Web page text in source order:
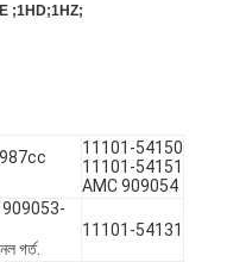
;1HD;1HZ;
11101-54150
11101-54151
AMC 909054
909053-
গর্ত.
11101-54131